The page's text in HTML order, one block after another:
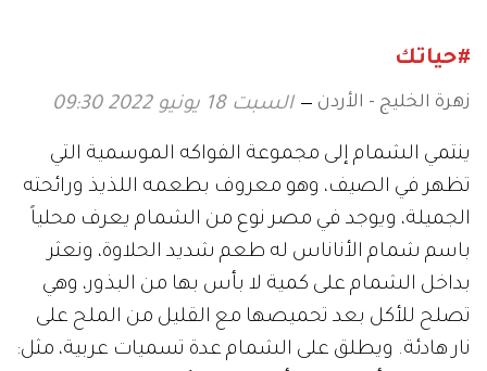
#حياتك
زهرة الخليج - الأردن السبت 18 يونيو 2022 09:30
ينتمي الشمام إلى مجموعة الفواكه الموسمية التي
تظهر في الصيف، وهو معروف بطعمه اللذيذ ورائحته
الجميلة، ويوجد في مصر نوع من الشمام يعرف محلياً
باسم شمام الأناناس له طعم شديد الحلاوة، ونعثر
بداخل الشمام على كمية لا بأس بها من البذور، وهي
تصلح للأكل بعد تحميصها مع القليل من الملح على
نار هادئة. ويطلق على الشمام عدة تسميات عربية، مثل: